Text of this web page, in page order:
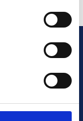
tus
sepan!